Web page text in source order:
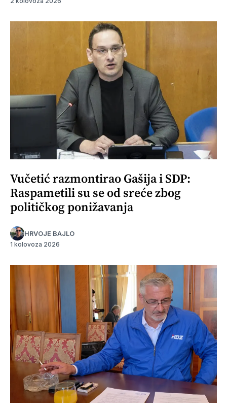
Vučetić razmontirao Gašija i SDP:
Raspametili su se od sreće zbog
političkog ponižavanja
HRVOJE BAJLO
1 kolovoza 2026